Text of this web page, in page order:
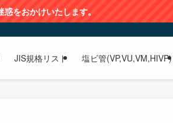
をおかけいたします。
JIS規格リスト 塩ビ管(VP,VU,VM,HIVP)